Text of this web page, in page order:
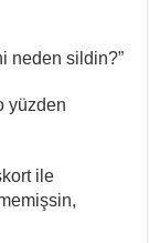
neden sildin?”
yüzden
ile